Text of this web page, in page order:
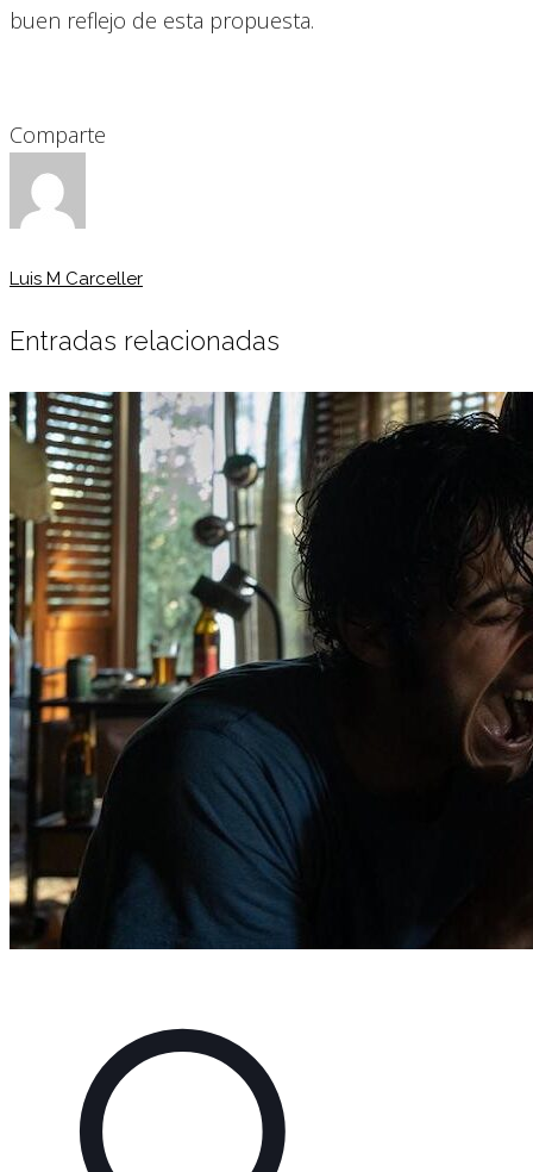
buen reflejo de esta propuesta.
Comparte
Luis M Carceller
Entradas relacionadas